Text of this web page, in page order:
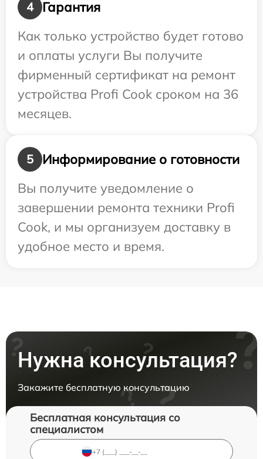
4
Гарантия
Как только устройство будет готово
и оплаты услуги Вы получите
фирменный сертификат на ремонт
устройства Profi Cook сроком на 36
месяцев.
5
Информирование о готовности
Вы получите уведомление о
завершении ремонта техники Profi
Cook, и мы организуем доставку в
удобное место и время.
Нужна консультация?
Закажите бесплатную консультацию
Бесплатная консультация со
специалистом